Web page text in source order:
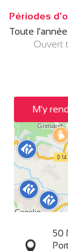
Périodes
Toute
Ouvert
M'y
50